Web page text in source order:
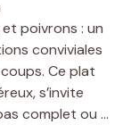
poivrons : un
conviviales
Ce plat
s’invite
complet ou ...